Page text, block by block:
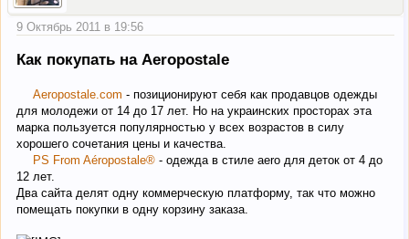
9 Октябрь 2011 в 19:56
Как покупать на Aeropostale
Aeropostale.com - позиционируют себя как продавцов одежды
для молодежи от 14 до 17 лет. Но на украинских просторах эта
марка пользуется популярностью у всех возрастов в силу
хорошего сочетания цены и качества.
PS From Aéropostale® - одежда в стиле aero для деток от 4 до
12 лет.
Два сайта делят одну коммерческую платформу, так что можно
помещать покупки в одну корзину заказа.